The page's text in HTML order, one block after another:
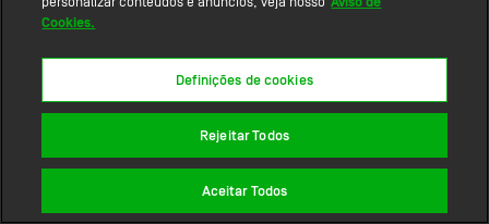
Cookies.
Definições de cookies
Rejeitar Todos
Aceitar Todos